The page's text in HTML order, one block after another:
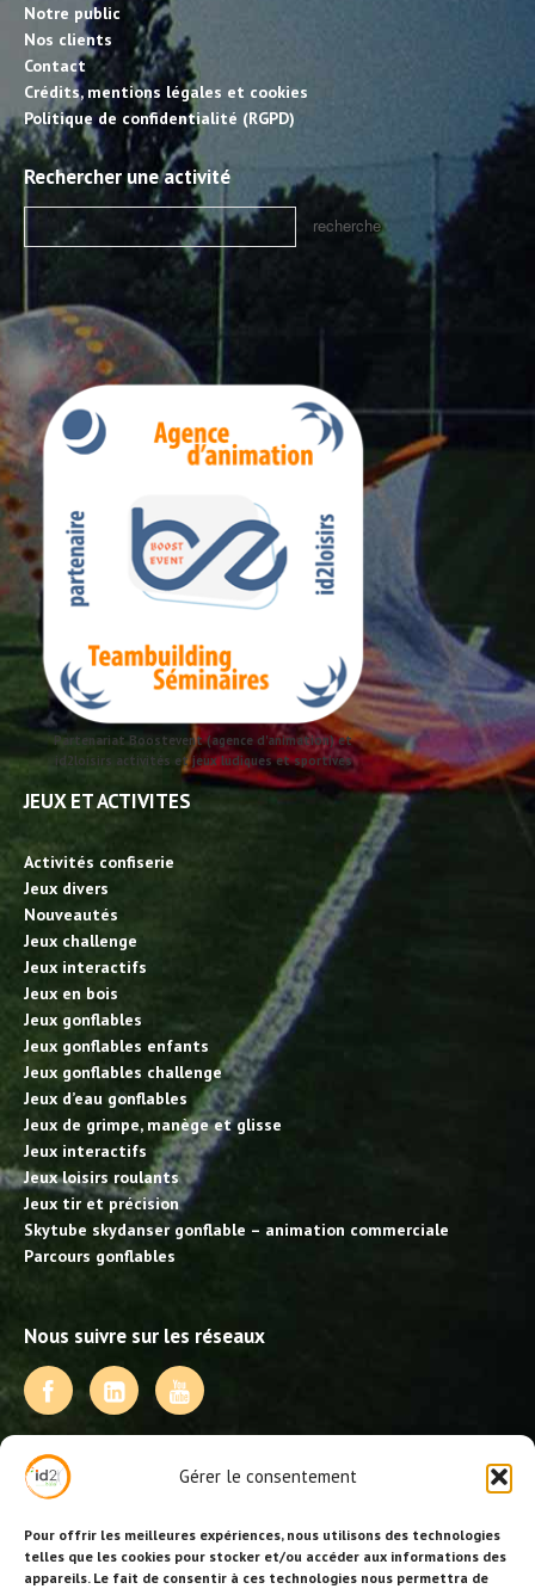
Gérer le consentement
Pour offrir les meilleures expériences, nous utilisons des technologies
telles que les cookies pour stocker et/ou accéder aux informations des
appareils. Le fait de consentir à ces technologies nous permettra de
Notre public
Nos clients
Contact
Crédits, mentions légales et cookies
Politique de confidentialité (RGPD)
Rechercher une activité
Partenariat Boostevent (agence d'animation) et
id2loisirs activités et jeux ludiques et sportives
JEUX ET ACTIVITES
Activités confiserie
Jeux divers
Nouveautés
Jeux challenge
Jeux interactifs
Jeux en bois
Jeux gonflables
Jeux gonflables enfants
Jeux gonflables challenge
Jeux d’eau gonflables
Jeux de grimpe, manège et glisse
Jeux interactifs
Jeux loisirs roulants
Jeux tir et précision
Skytube skydanser gonflable – animation commerciale
Parcours gonflables
Nous suivre sur les réseaux
NOS PRESTATIONS
Activités, jeux et animations BDE
Animations événementielles
Animations EVJF – EVJG
Animations hôtellerie